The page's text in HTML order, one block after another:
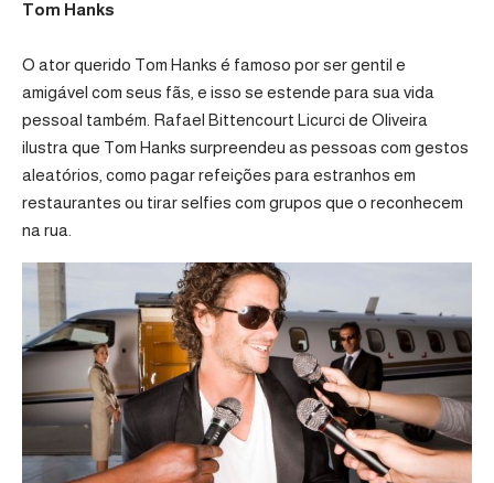
Tom Hanks
O ator querido Tom Hanks é famoso por ser gentil e
amigável com seus fãs, e isso se estende para sua vida
pessoal também. Rafael Bittencourt Licurci de Oliveira
ilustra que Tom Hanks surpreendeu as pessoas com gestos
aleatórios, como pagar refeições para estranhos em
restaurantes ou tirar selfies com grupos que o reconhecem
na rua.